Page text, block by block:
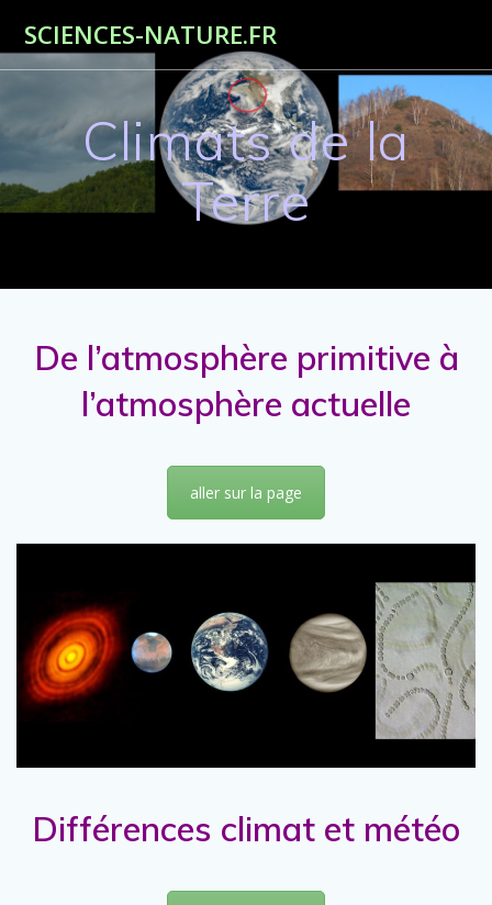
au
contenu
SCIENCES-NATURE.FR
Climats de la
Terre
De l’atmosphère primitive à
l’atmosphère actuelle
aller sur la page
Différences climat et météo